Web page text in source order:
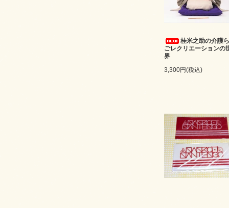
桂米之助の介護
ごレクリエーションの
界
3,300円(税込)